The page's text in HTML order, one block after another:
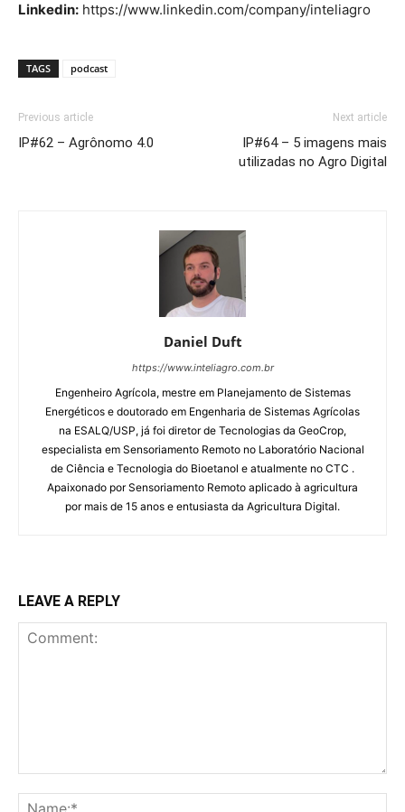
Linkedin: https://www.linkedin.com/company/inteliagro
TAGS podcast
Previous article
IP#62 – Agrônomo 4.0
Next article
IP#64 – 5 imagens mais
utilizadas no Agro Digital
Daniel Duft
https://www.inteliagro.com.br
Engenheiro Agrícola, mestre em Planejamento de Sistemas
Energéticos e doutorado em Engenharia de Sistemas Agrícolas
na ESALQ/USP, já foi diretor de Tecnologias da GeoCrop,
especialista em Sensoriamento Remoto no Laboratório Nacional
de Ciência e Tecnologia do Bioetanol e atualmente no CTC .
Apaixonado por Sensoriamento Remoto aplicado à agricultura
por mais de 15 anos e entusiasta da Agricultura Digital.
LEAVE A REPLY